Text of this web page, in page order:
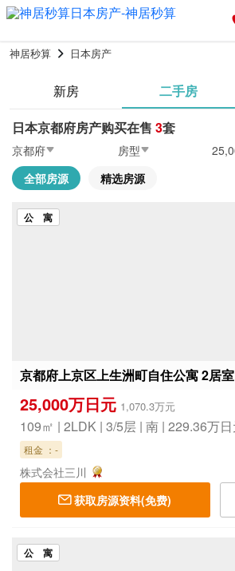
神居秒算 日本房产
新房
二手房
日本京都府房产购买在售 3套
京都府 房型
全部房源
精选房源
公 寓
京都府上京区上生洲町自住公寓 2居室
25,000万日元 1,070.3万元
109㎡ | 2LDK | 3/5层 | 南 | 229.36万日
租金 ：-
株式会社三川
获取房源资料(免费)
公 寓